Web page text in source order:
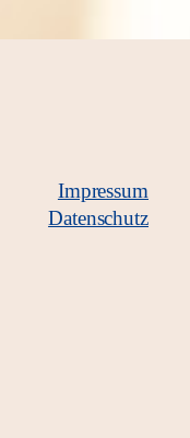
Impressum
Datenschutz